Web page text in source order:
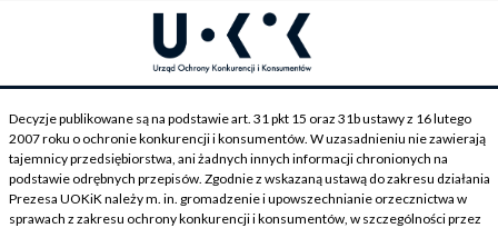
Decyzje publikowane są na podstawie art. 31 pkt 15 oraz 31b ustawy z 16 lutego
2007 roku o ochronie konkurencji i konsumentów. W uzasadnieniu nie zawierają
tajemnicy przedsiębiorstwa, ani żadnych innych informacji chronionych na
podstawie odrębnych przepisów. Zgodnie z wskazaną ustawą do zakresu działania
Prezesa UOKiK należy m. in. gromadzenie i upowszechnianie orzecznictwa w
sprawach z zakresu ochrony konkurencji i konsumentów, w szczególności przez